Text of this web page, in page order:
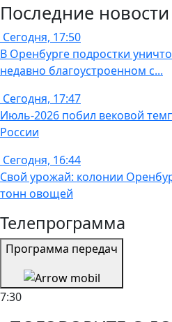
Последние новости
Сегодня, 17:50
В Оренбурге подростки
недавно благоустроенном с...
Сегодня, 17:47
Июль-2026 побил вековой
России
Сегодня, 16:44
Свой урожай: колонии
тонн овощей
Телепрограмма
Программа передач
7:30